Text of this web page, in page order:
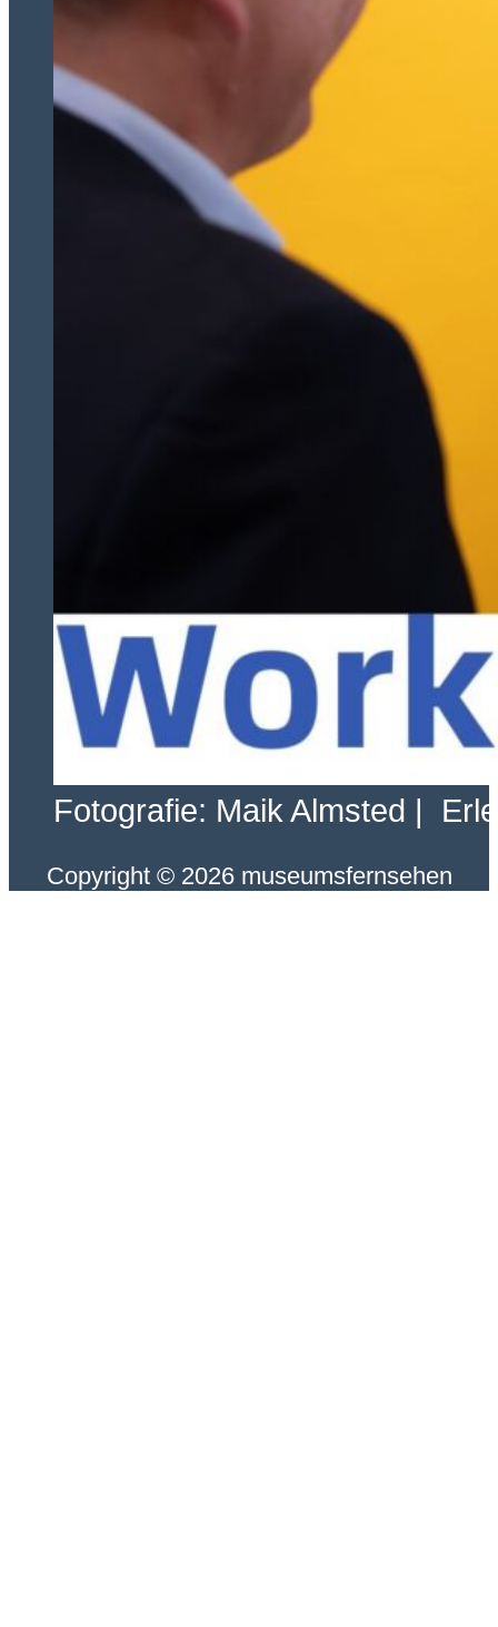
Fotografie: Maik Almsted |
Copyright © 2026 museumsfernsehen